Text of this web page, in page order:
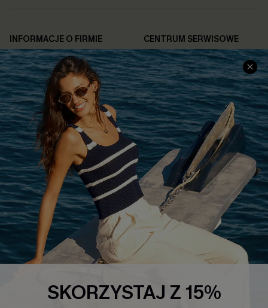
INFORMACJE O FIRMIE
O NAS
Opinie Klientów
Polityka Prywatności
Warunki & Zasady
Łańcuch Dostaw Cupshe
20% Zniżki na SMS
CENTRUM SERWISOWE
Informacje o Wysyłce
Jak Śledzić
Polityka Zwrotów
Rozpocznij Zwrot
Informacje o Rozmiarach
FAQS
Kontakt z Nami
POPULARNA KOLEKCJA
Nowości
Niezbędnik na Wakacje
SKORZYSTAJ Z 15%